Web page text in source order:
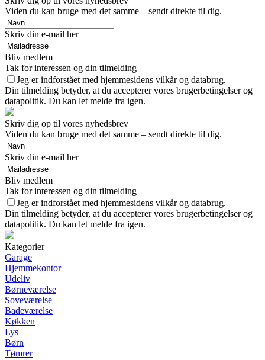
Viden du kan bruge med det samme – sendt direkte til dig.
Skriv din e-mail her
Bliv medlem
Tak for interessen og din tilmelding
Jeg er indforstået med hjemmesidens vilkår og databrug.
Din tilmelding betyder, at du accepterer vores brugerbetingelser og
datapolitik. Du kan let melde fra igen.
Skriv dig op til vores nyhedsbrev
Viden du kan bruge med det samme – sendt direkte til dig.
Skriv din e-mail her
Bliv medlem
Tak for interessen og din tilmelding
Jeg er indforstået med hjemmesidens vilkår og databrug.
Din tilmelding betyder, at du accepterer vores brugerbetingelser og
datapolitik. Du kan let melde fra igen.
Kategorier
Garage
Hjemmekontor
Udeliv
Børneværelse
Soveværelse
Badeværelse
Køkken
Lys
Børn
Tømrer